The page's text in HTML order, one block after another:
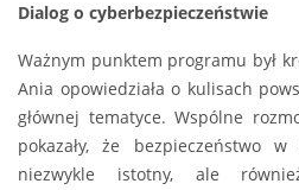
Dialog o cyberbezpieczeństwie
Ważnym punktem programu był
Ania opowiedziała o kulisach
głównej tematyce. Wspólne
pokazały, że bezpieczeństwo
niezwykle istotny, ale